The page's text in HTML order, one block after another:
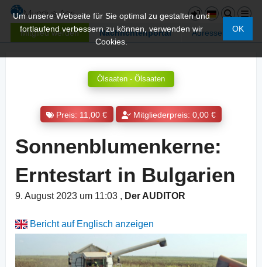
Mitglied werden Nachrichtenportal Adressen
Um unsere Webseite für Sie optimal zu gestalten und
fortlaufend verbessern zu können, verwenden wir
Cookies.
OK
Ölsaaten - Ölsaaten
Preis: 11,00 € Mitgliederpreis: 0,00 €
Sonnenblumenkerne:
Erntestart in Bulgarien
9. August 2023 um 11:03 , Der AUDITOR
Bericht auf Englisch anzeigen